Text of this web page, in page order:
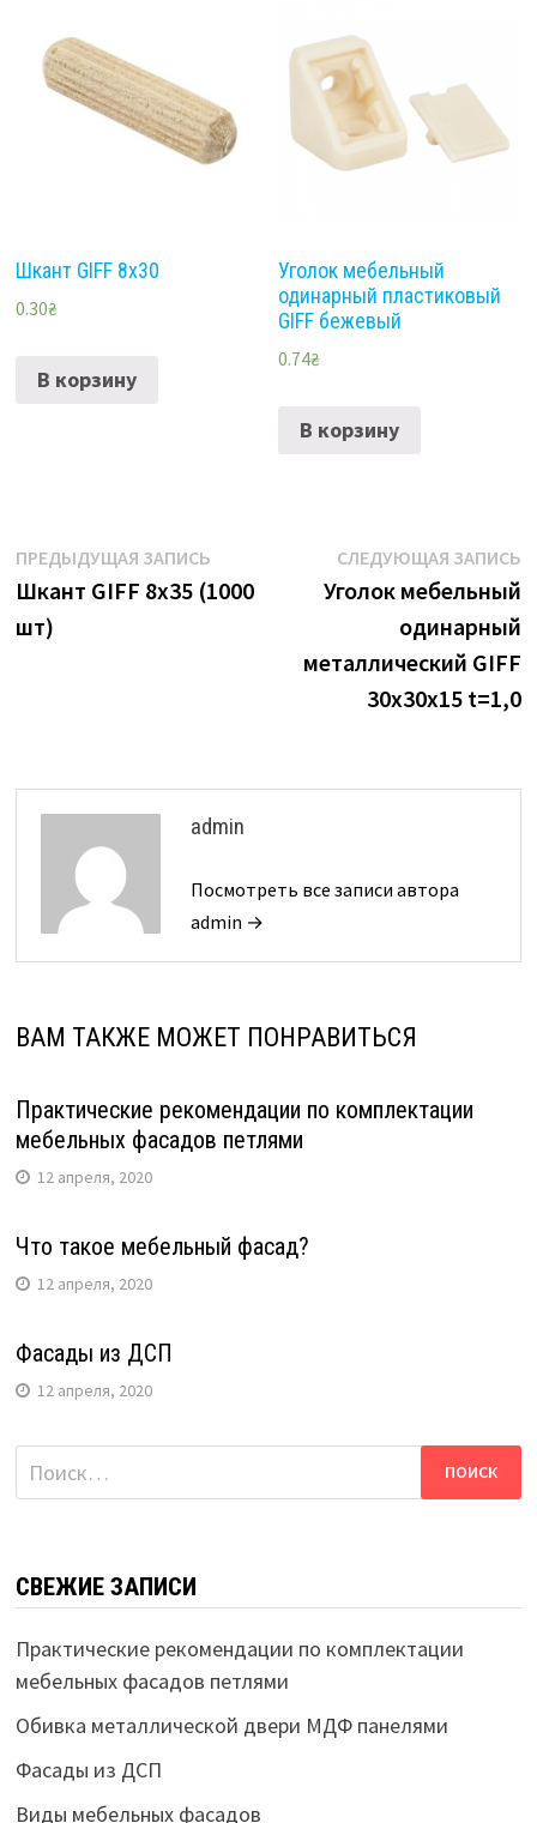
Шкант GIFF 8х30
0.30₴
В корзину
Уголок мебельный
одинарный пластиковый
GIFF бежевый
0.74₴
В корзину
Навигация
по
записям
ПРЕДЫДУЩАЯ ЗАПИСЬПредыдущая
запись:
Шкант GIFF 8х35 (1000
шт)
СЛЕДУЮЩАЯ ЗАПИСЬ
Уголок мебельный
одинарный
металлический GIFF
30х30х15 t=1,0
admin
Посмотреть все записи автора
admin →
ВАМ ТАКЖЕ МОЖЕТ ПОНРАВИТЬСЯ
Практические рекомендации по комплектации
мебельных фасадов петлями
12 апреля, 2020
Что такое мебельный фасад?
12 апреля, 2020
Фасады из ДСП
12 апреля, 2020
Найти:
СВЕЖИЕ ЗАПИСИ
Практические рекомендации по комплектации
мебельных фасадов петлями
Обивка металлической двери МДФ панелями
Фасады из ДСП
Виды мебельных фасадов